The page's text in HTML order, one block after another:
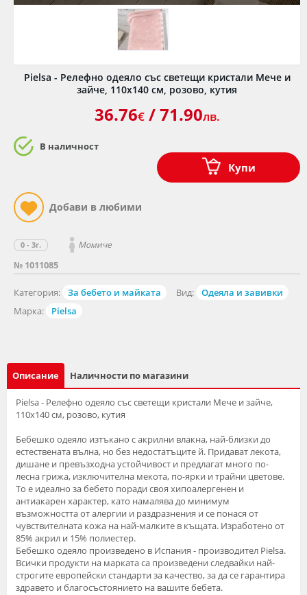
Pielsa - Релефно одеяло със светещи кристали Мече и
зайче, 110х140 см, розово, кутия
№ 1011085
Категория: За бебето и майката Вид:
Одеяла и завивки
Марка:
Pielsa
0 - 3г. Момиче
36.76€/ 71.90лв.
В наличност
Купи
Описание Наличности по магазини
Pielsa - Релефно одеяло със светещи кристали Мече и зайче,
110х140 см, розово, кутия
Бебешко одеяло изтъкано с акрилни влакна, най-близки до
естествената вълна, но без недостатъците й. Придават лекота,
дишане и превъзходна устойчивост и предлагат много по-
лесна грижа, изключителна мекота, по-ярки и трайни цветове.
То е идеално за бебето поради своя хипоалергенен и
антиакарен характер, като намалява до минимум
възможността от алергии и раздразнения и се понася от
чувствителната кожа на най-малките в къщата. Изработено от
85% акрил и 15% полиестер.
Бебешко одеяло произведено в Испания - производител Pielsa.
Всички продукти на марката са произведени следвайки най-
строгите европейски стандарти за качество, за да се гарантира
здравето и благосъстоянието на вашите бебета.